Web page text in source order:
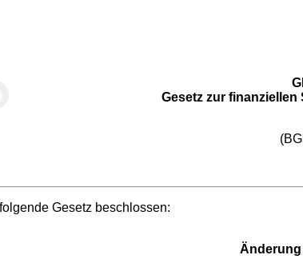
Gesetz zur
Gesetz beschlossen:
Änderung